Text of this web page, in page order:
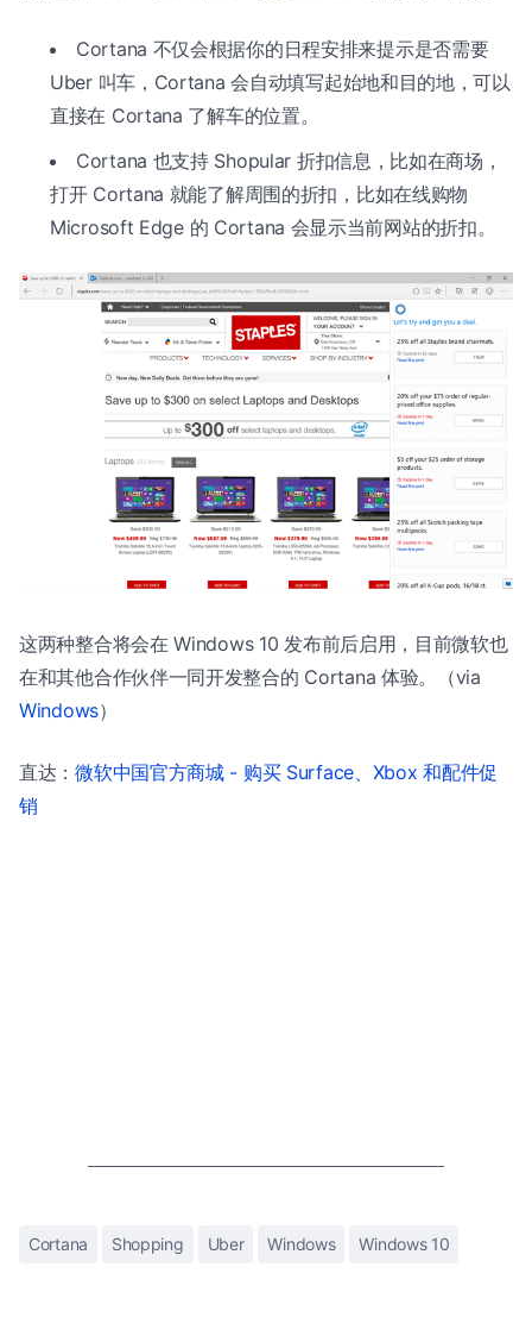
Cortana 不仅会根据你的日程安排来提示是否需要
Uber 叫车，Cortana 会自动填写起始地和目的地，可以
直接在 Cortana 了解车的位置。
Cortana 也支持 Shopular 折扣信息，比如在商场，
打开 Cortana 就能了解周围的折扣，比如在线购物
Microsoft Edge 的 Cortana 会显示当前网站的折扣。
这两种整合将会在 Windows 10 发布前后启用，目前微软也
在和其他合作伙伴一同开发整合的 Cortana 体验。（via
Windows）
直达：微软中国官方商城 - 购买 Surface、Xbox 和配件促
销
Cortana Shopping Uber Windows Windows 10